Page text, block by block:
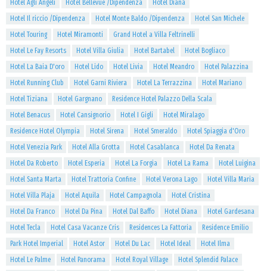
Hotel Agli Angeli
Hotel Bellevue /Dipendenza
Hotel Diana
Hotel Il riccio /Dipendenza
Hotel Monte Baldo /Dipendenza
Hotel San Michele
Hotel Touring
Hotel Miramonti
Grand Hotel a Villa Feltrinelli
Hotel Le Fay Resorts
Hotel Villa Giulia Hotel Bartabel
Hotel Bogliaco
Hotel La Baia D'oro
Hotel Lido Hotel Livia Hotel Meandro
Hotel Palazzina
Hotel Running Club
Hotel Garni Riviera Hotel La Terrazzina
Hotel Mariano
Hotel Tiziana
Hotel Gargnano
Residence Hotel Palazzo Della Scala
Hotel Benacus
Hotel Cansignorio Hotel I Gigli
Hotel Miralago
Residence Hotel Olympia
Hotel Sirena Hotel Smeraldo
Hotel Spiaggia d'Oro
Hotel Venezia Park
Hotel Alla Grotta Hotel Casablanca
Hotel Da Renata
Hotel Da Roberto
Hotel Esperia Hotel La Forgia Hotel La Rama
Hotel Luigina
Hotel Santa Marta
Hotel Trattoria Confine Hotel Verona Lago
Hotel Villa Maria
Hotel Villa Plaja
Hotel Aquila Hotel Campagnola
Hotel Cristina
Hotel Da Franco
Hotel Da Pina Hotel Dal Baffo Hotel Diana
Hotel Gardesana
Hotel Tecla
Hotel Casa Vacanze Cris Residences La Fattoria
Residence Emilio
Park Hotel Imperial
Hotel Astor Hotel Du Lac Hotel Ideal
Hotel Ilma
Hotel Le Palme
Hotel Panorama Hotel Royal Village
Hotel Splendid Palace